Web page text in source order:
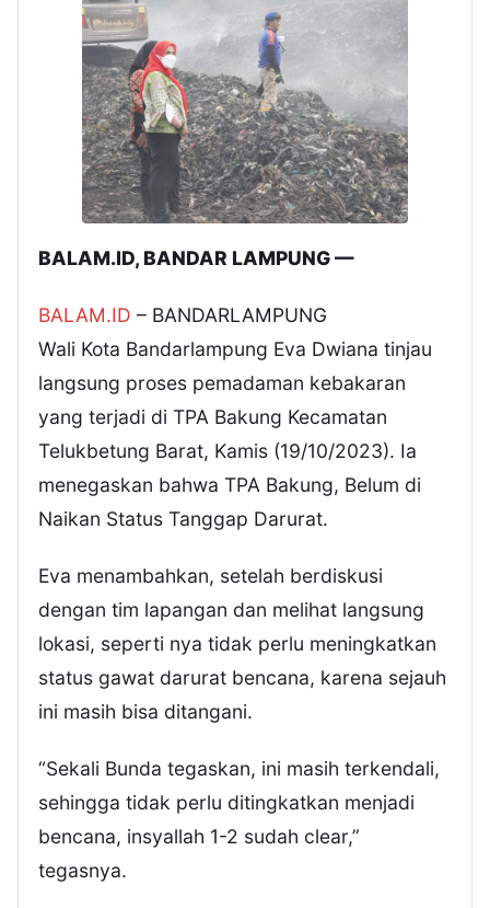
BALAM.ID, BANDAR LAMPUNG —
BALAM.ID – BANDARLAMPUNG
Wali Kota Bandarlampung Eva Dwiana tinjau
langsung proses pemadaman kebakaran
yang terjadi di TPA Bakung Kecamatan
Telukbetung Barat, Kamis (19/10/2023). Ia
menegaskan bahwa TPA Bakung, Belum di
Naikan Status Tanggap Darurat.
Eva menambahkan, setelah berdiskusi
dengan tim lapangan dan melihat langsung
lokasi, seperti nya tidak perlu meningkatkan
status gawat darurat bencana, karena sejauh
ini masih bisa ditangani.
“Sekali Bunda tegaskan, ini masih terkendali,
sehingga tidak perlu ditingkatkan menjadi
bencana, insyallah 1-2 sudah clear,”
tegasnya.